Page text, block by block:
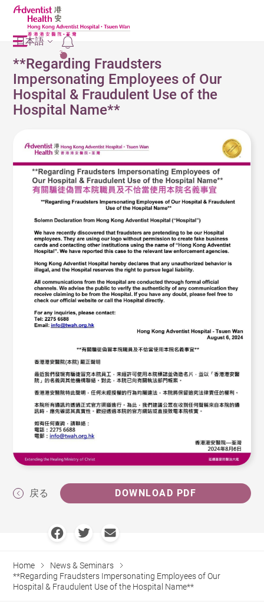
2
日本語
**Regarding Fraudsters
Impersonating Employees of Our
Hospital & Fraudulent Use of the
Hospital Name**
戻る DOWNLOAD PDF
Home
News & Seminars
**Regarding Fraudsters Impersonating Employees of Our
Hospital & Fraudulent Use of the Hospital Name**